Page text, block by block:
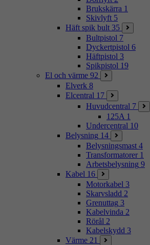
Brukskärra 1
Skivlyft 5
Häft spik bult 35
Bultpistol 7
Dyckertpistol 6
Häftpistol 3
Spikpistol 19
El och värme 92
Elverk 8
Elcentral 17
Huvudcentral 7
125A 1
Undercentral 10
Belysning 14
Belysningsmast 4
Transformatorer 1
Arbetsbelysning 9
Kabel 16
Motorkabel 3
Skarvsladd 2
Grenuttag 3
Kabelvinda 2
Rörål 2
Kabelskydd 3
Värme 21